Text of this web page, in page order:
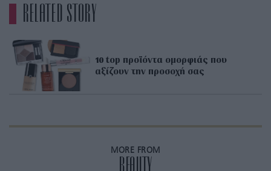
RELATED STORY
10 top προϊόντα ομορφιάς που
αξίζουν την προσοχή σας
MORE FROM